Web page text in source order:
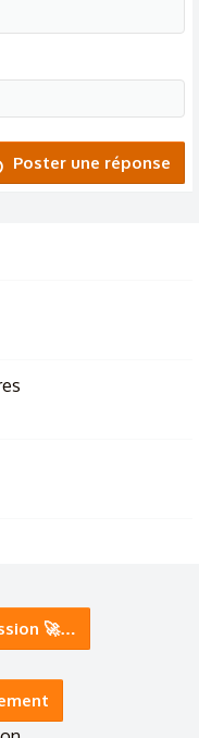
Poster une réponse
🚀…